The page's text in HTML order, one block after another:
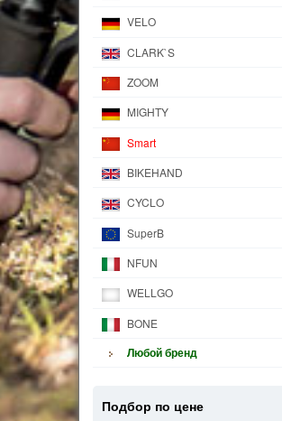
VELO
CLARK`S
ZOOM
MIGHTY
Smart
BIKEHAND
CYCLO
SuperB
NFUN
WELLGO
BONE
Любой бренд
Подбор по цене